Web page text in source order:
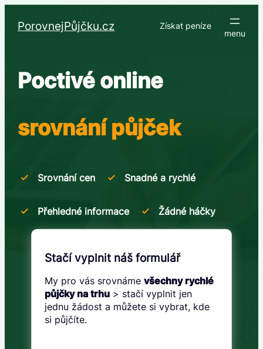
PorovnejPůjčku.cz Získat peníze
Poctivé online
srovnání půjček
Srovnání cen Snadné a rychlé
Přehledné informace Žádné háčky
Stačí vyplnit náš formulář
My pro vás srovnámevšechny rychlé
půjčky na trhu > stačí vyplnit jen
jednu žádost a můžete si vybrat, kde
si půjčíte.